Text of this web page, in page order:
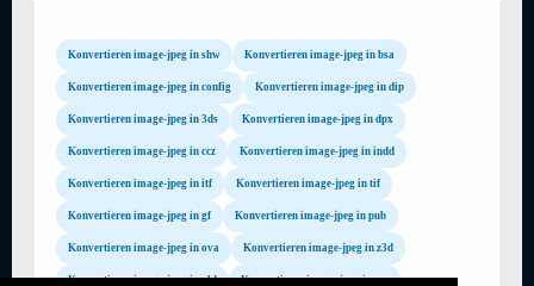
Konvertieren image-jpeg in shw Konvertieren image-jpeg in bsa
Konvertieren image-jpeg in config Konvertieren image-jpeg in dip
Konvertieren image-jpeg in 3ds Konvertieren image-jpeg in dpx
Konvertieren image-jpeg in ccz Konvertieren image-jpeg in indd
Konvertieren image-jpeg in itf Konvertieren image-jpeg in tif
Konvertieren image-jpeg in gf Konvertieren image-jpeg in pub
Konvertieren image-jpeg in ova Konvertieren image-jpeg in z3d
Konvertieren image-jpeg in old Konvertieren image-jpeg in sce